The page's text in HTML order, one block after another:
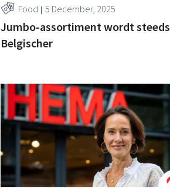
Food 5 December, 2025
Jumbo-assortiment wordt steeds
Belgischer